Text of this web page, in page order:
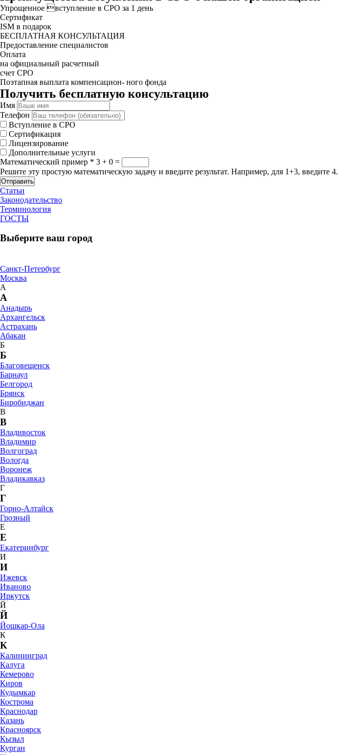
Упрощенное вступление в СРО за 1 день
Сертификат
ISM в подарок
БЕСПЛАТНАЯ КОНСУЛЬТАЦИЯ
Предоставление специалистов
Оплата
на официальный расчетный
счет СРО
Поэтапная выплата компенсацион- ного фонда
Получить бесплатную консультацию
Имя
Телефон
Вступление в СРО
Сертификация
Лицензирование
Дополнительные услуги
Математический пример * 3 + 0 =
Решите эту простую математическую задачу и введите результат. Например, для 1+3, введите 4.
Отправить
Статьи
Законодательство
Терминология
ГОСТЫ
Выберите ваш город
Санкт-Петербург
Москва
А
А
Анадырь
Архангельск
Астрахань
Абакан
Б
Б
Благовещенск
Барнаул
Белгород
Брянск
Биробиджан
В
В
Владивосток
Владимир
Волгоград
Вологда
Воронеж
Владикавказ
Г
Г
Горно-Алтайск
Грозный
Е
Е
Екатеринбург
И
И
Ижевск
Иваново
Иркутск
Й
Й
Йошкар-Ола
К
К
Калининград
Калуга
Кемерово
Киров
Кудымкар
Кострома
Краснодар
Казань
Красноярск
Кызыл
Курган